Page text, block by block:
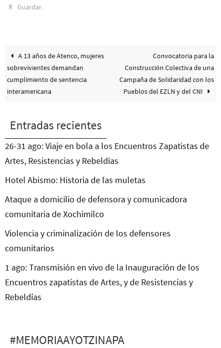
Guardar.
A 13 años de Atenco, mujeres
sobrevivientes demandan
cumplimiento de sentencia
interamericana
Convocatoria para la
Construcción Colectiva de una
Campaña de Solidaridad con los
Pueblos del EZLN y del CNI
Entradas recientes
26-31 ago: Viaje en bola a los Encuentros Zapatistas de
Artes, Resistencias y Rebeldías
Hotel Abismo: Historia de las muletas
Ataque a domicilio de defensora y comunicadora
comunitaria de Xochimilco
Violencia y criminalización de los defensores
comunitarios
1 ago: Transmisión en vivo de la Inauguración de los
Encuentros zapatistas de Artes, y de Resistencias y
Rebeldías
#MEMORIAAYOTZINAPA